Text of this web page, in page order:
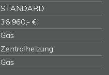
STANDARD
36.960,- €
Gas
Zentralheizung
Gas